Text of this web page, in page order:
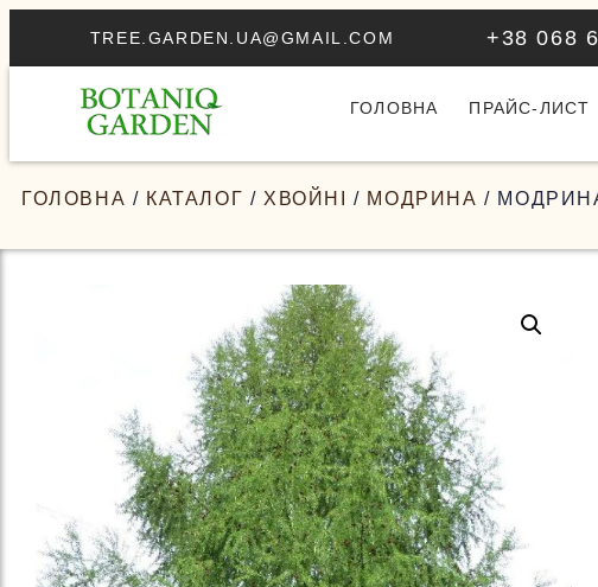
TREE.GARDEN.UA@GMAIL.COM +38 068
ГОЛОВНА ПРАЙС-ЛИСТ
ГОЛОВНА / КАТАЛОГ / ХВОЙНІ / МОДРИНА /